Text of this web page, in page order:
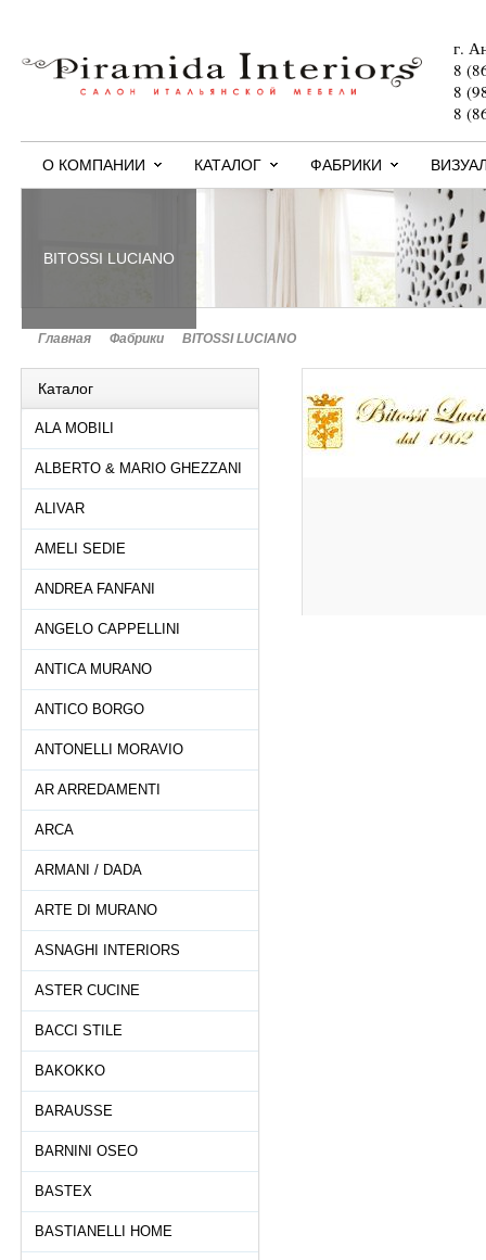
г.
8
8
8
О КОМПАНИИ КАТАЛОГ ФАБРИКИ
BITOSSI LUCIANO
Главная Фабрики BITOSSI LUCIANO
Каталог
ALA MOBILI
ALBERTO & MARIO GHEZZANI
ALIVAR
AMELI SEDIE
ANDREA FANFANI
ANGELO CAPPELLINI
ANTICA MURANO
ANTICO BORGO
ANTONELLI MORAVIO
AR ARREDAMENTI
ARCA
ARMANI / DADA
ARTE DI MURANO
ASNAGHI INTERIORS
ASTER CUCINE
BACCI STILE
BAKOKKO
BARAUSSE
BARNINI OSEO
BASTEX
BASTIANELLI HOME